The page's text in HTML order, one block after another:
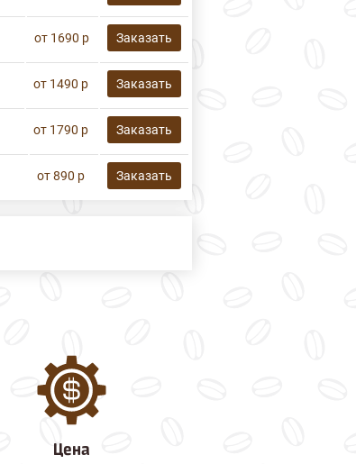
от 1690 р Заказать
от 1490 р Заказать
от 1790 р Заказать
от 890 р Заказать
Цена